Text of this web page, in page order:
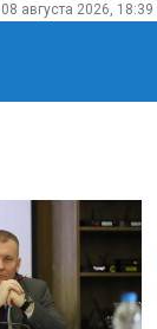
08 августа 2026, 18:39